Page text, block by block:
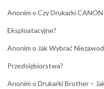
Anonim o Czy Drukarki
Eksploatacyjne?
Anonim o Jak Wybrać
Przedsiębiorstwa?
Anonim o Drukarki Brother –